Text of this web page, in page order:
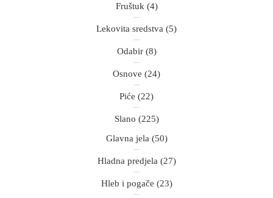
Fruštuk (4)
Lekovita sredstva (5)
Odabir(8)
Osnove (24)
Piće (22)
Slano (225)
Glavna jela (50)
Hladna predjela (27)
Hleb i pogače (23)